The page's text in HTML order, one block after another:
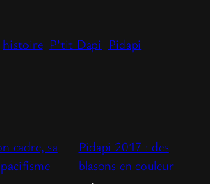
histoire P’tit Dapi Pidapi
cadre, sa
Pidapi 2017 : des
blasons en couleur